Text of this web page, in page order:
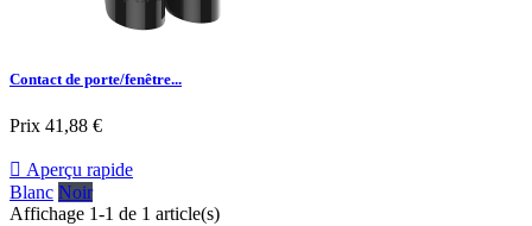
Contact de porte/fenêtre...
Prix 41,88 €
 Aperçu rapide
Blanc Noir
Affichage 1-1 de 1 article(s)